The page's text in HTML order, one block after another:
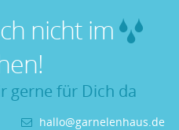
nicht im
gerne für Dich da
hallo@garnelenhaus.de